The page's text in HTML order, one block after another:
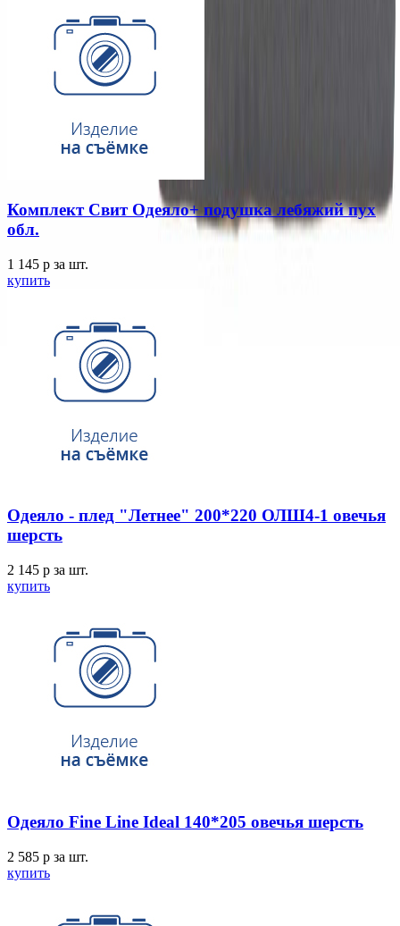
Комплект Свит Одеяло+ подушка лебяжий пух
обл.
1 145 p за шт.
купить
Одеяло - плед "Летнее" 200*220 ОЛШ4-1 овечья
шерсть
2 145 p за шт.
купить
Одеяло Fine Line Ideal 140*205 овечья шерсть
2 585 p за шт.
купить